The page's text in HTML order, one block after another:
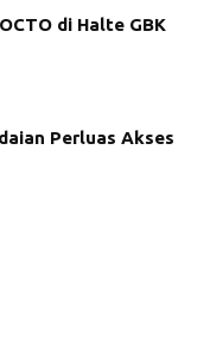
di Halte GBK
Perluas Akses